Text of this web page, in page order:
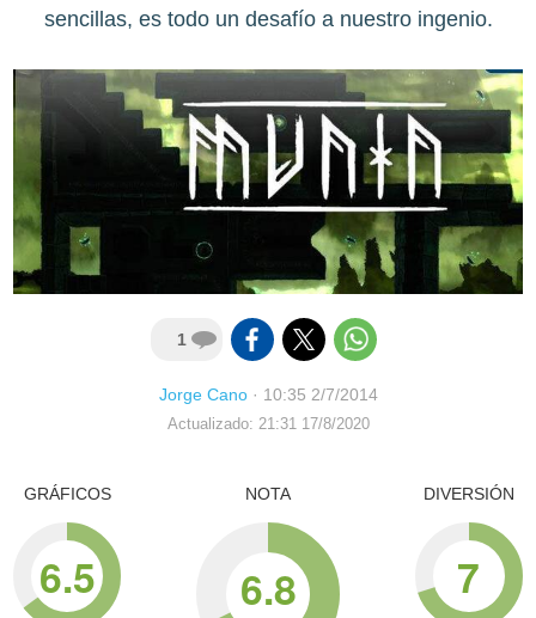
sencillas, es todo un desafío a nuestro ingenio.
1
Jorge Cano· 10:35 2/7/2014
Actualizado: 21:31 17/8/2020
GRÁFICOS
6.5
NOTA
6.8
DIVERSIÓN
7